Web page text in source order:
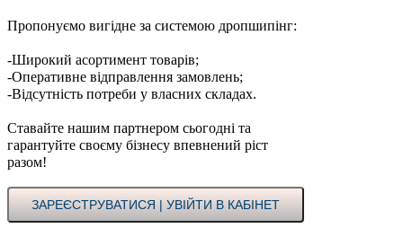
Пропонуємо вигідне за системою дропшипінг:
-Широкий асортимент товарів;
-Оперативне відправлення замовлень;
-Відсутність потреби у власних складах.
Ставайте нашим партнером сьогодні та
гарантуйте своєму бізнесу впевнений ріст
разом!
ЗАРЕЄСТРУВАТИСЯ | УВІЙТИ В КАБІНЕТ